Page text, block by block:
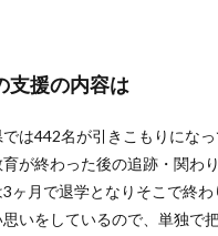
支援の内容は
は442名が引きこもりになっ
が終わった後の追跡・関わ
ヶ月で退学となりそこで終わ
思いをしているので、単独で